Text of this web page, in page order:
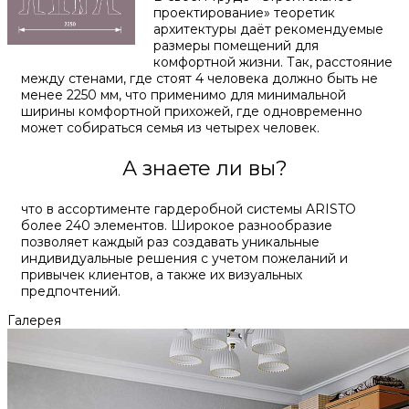
проектирование» теоретик
архитектуры даёт рекомендуемые
размеры помещений для
комфортной жизни. Так, расстояние
между стенами, где стоят 4 человека должно быть не
менее 2250 мм, что применимо для минимальной
ширины комфортной прихожей, где одновременно
может собираться семья из четырех человек.
А знаете ли вы?
что в ассортименте гардеробной системы ARISTO
более 240 элементов. Широкое разнообразие
позволяет каждый раз создавать уникальные
индивидуальные решения с учетом пожеланий и
привычек клиентов, а также их визуальных
предпочтений.
Галерея